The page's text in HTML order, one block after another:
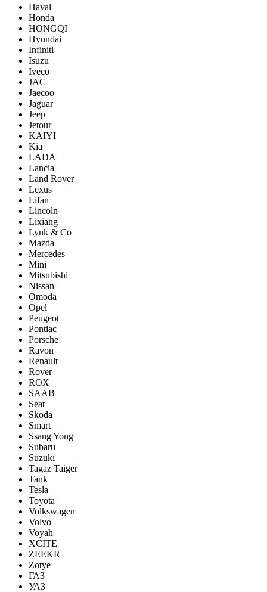
Haval
Honda
HONGQI
Hyundai
Infiniti
Isuzu
Iveco
JAC
Jaecoo
Jaguar
Jeep
Jetour
KAIYI
Kia
LADA
Lancia
Land Rover
Lexus
Lifan
Lincoln
Lixiang
Lynk & Co
Mazda
Mercedes
Mini
Mitsubishi
Nissan
Omoda
Opel
Peugeot
Pontiac
Porsсhe
Ravon
Renault
Rover
ROX
SAAB
Seat
Skoda
Smart
Ssang Yong
Subaru
Suzuki
Tagaz Taiger
Tank
Tesla
Toyota
Volkswagen
Volvo
Voyah
XCITE
ZEEKR
Zotye
ГАЗ
УАЗ